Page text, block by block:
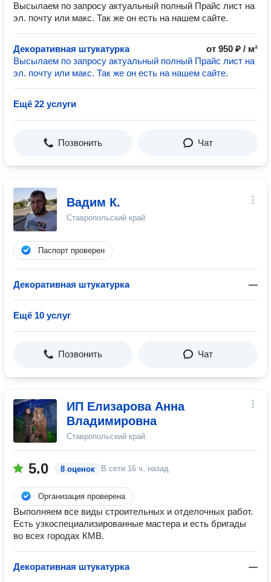
Высылаем по запросу актуальный полный Прайс лист на
эл. почту или макс. Так же он есть на нашем сайте.
Декоративная штукатурка
от 950 ₽ / м²
Высылаем по запросу актуальный полный Прайс лист на
эл. почту или макс. Так же он есть на нашем сайте.
Ещё 22 услуги
Позвонить Чат
Вадим К.
Ставропольский край
Паспорт проверен
Декоративная штукатурка —
Ещё 10 услуг
Позвонить Чат
ИП Елизарова Анна
Владимировна
Ставропольский край
5.0 8 оценок В сети 16 ч. назад
Организация проверена
Выполняем все виды строительных и отделочных работ.
Есть узкоспециализированные мастера и есть бригады
во всех городах КМВ.
Декоративная штукатурка —